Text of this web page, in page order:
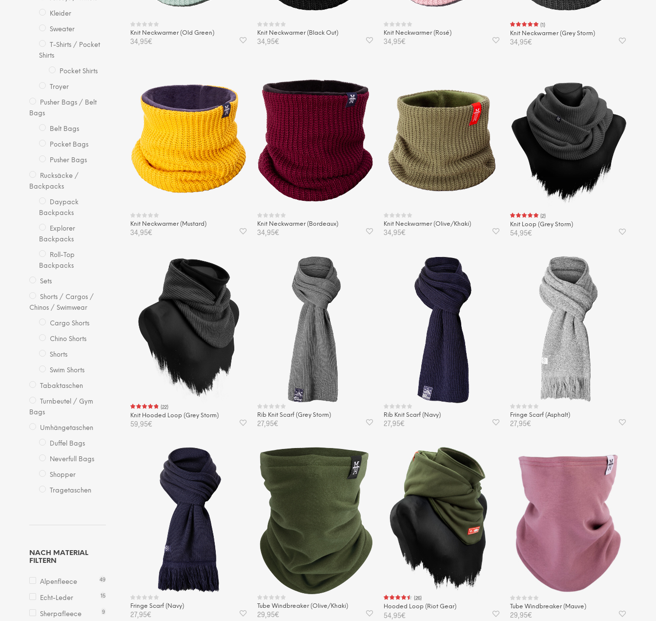
Kleider
Sweater
T-Shirts / Pocket
Shirts
Pocket Shirts
Troyer
Pusher Bags / Belt
Bags
Belt Bags
Pocket Bags
Pusher Bags
Rucksäcke /
Backpacks
Daypack
Backpacks
Explorer
Backpacks
Roll-Top
Backpacks
Sets
Shorts / Cargos /
Chinos / Swimwear
Cargo Shorts
Chino Shorts
Shorts
Swim Shorts
Tabaktaschen
Turnbeutel / Gym
Bags
Umhängetaschen
Duffel Bags
Neverfull Bags
Shopper
Tragetaschen
NACH MATERIAL
FILTERN
Alpenfleece 49
Echt-Leder 15
Sherpafleece 9
Knit Neckwarmer (Old Green)
34,95€
Knit Neckwarmer (Black Out)
34,95€
Knit Neckwarmer (Rosé)
34,95€
(1)
Knit Neckwarmer (Grey Storm)
34,95€
Knit Neckwarmer (Mustard)
34,95€
Knit Neckwarmer (Bordeaux)
34,95€
Knit Neckwarmer (Olive/Khaki)
34,95€
(2)
Knit Loop (Grey Storm)
54,95€
(22)
Knit Hooded Loop (Grey Storm)
59,95€
Rib Knit Scarf (Grey Storm)
27,95€
Rib Knit Scarf (Navy)
27,95€
Fringe Scarf (Asphalt)
27,95€
Fringe Scarf (Navy)
27,95€
Tube Windbreaker (Olive/Khaki)
29,95€
(26)
Hooded Loop (Riot Gear)
54,95€
Tube Windbreaker (Mauve)
29,95€